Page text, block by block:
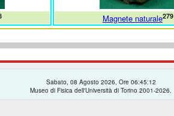
Magnete naturale279
Sabato, 08 Agosto 2026, Ore 06:45:12
Museo di Fisica dell'Università di Torino 2001-2026.